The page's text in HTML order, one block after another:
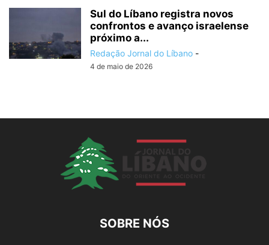
Sul do Líbano registra novos
confrontos e avanço israelense
próximo a...
Redação Jornal do Líbano -
4 de maio de 2026
SOBRE NÓS